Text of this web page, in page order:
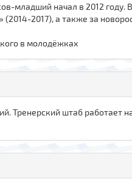
младший начал в 2012
2017), а также за
в молодёжках
Тренерский штаб работает